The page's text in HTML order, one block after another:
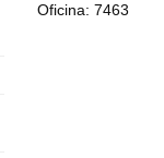
Oficina: 7463